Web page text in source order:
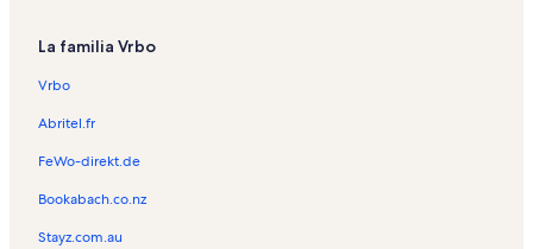
La familia Vrbo
Vrbo
Abritel.fr
FeWo-direkt.de
Bookabach.co.nz
Stayz.com.au